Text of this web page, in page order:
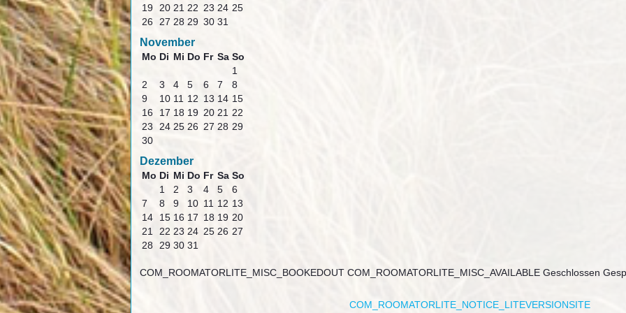
19 20 21 22 23 24 25
26
27 28 29 30 31
November
Mo Di Mi Do Fr Sa So
1
2
3 4 5 6 7
8
9
10 11 12 13 14 15
16
17 18 19 20 21 22
23
24 25 26 27 28 29
30
Dezember
Mo Di Mi Do Fr Sa So
1
2 3 4 5
6
7
8 9 10 11 12 13
14
15 16 17 18 19 20
21
22 23 24 25 26 27
28
29 30 31
COM_ROOMATORLITE_MISC_BOOKEDOUT COM_ROOMATORLITE_MISC_AVAILABLE Geschlossen
COM_ROOMATORLITE_NOTICE_LITEVERSIONSITE